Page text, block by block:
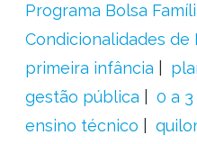
Programa Bolsa
Condicionalidades de
primeira infância
gestão pública
0 a
ensino técnico